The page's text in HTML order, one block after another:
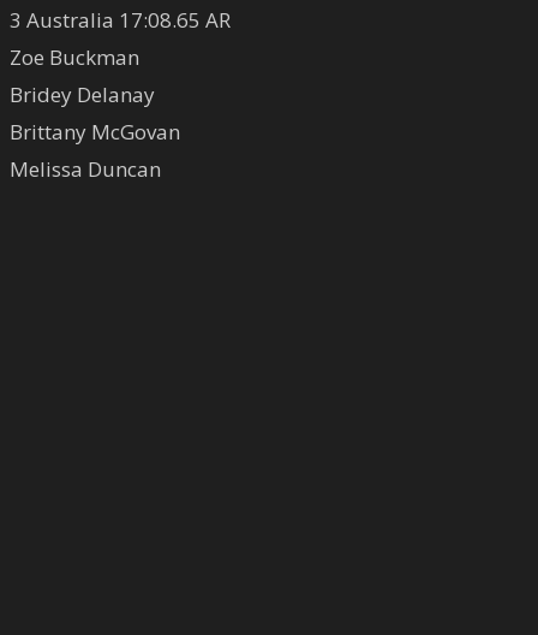
3 Australia 17:08.65 AR
Zoe Buckman
Bridey Delanay
Brittany McGovan
Melissa Duncan